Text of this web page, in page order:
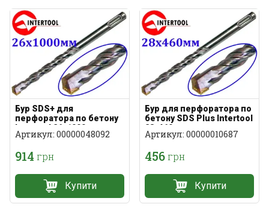
Бур SDS+ для
перфоратора по бетону
Intertool 26х1000мм
Артикул: 00000048092
914 грн
Купити
Бур для перфоратора по
бетону SDS Plus Intertool
28х460мм
Артикул: 00000010687
456грн
Купити